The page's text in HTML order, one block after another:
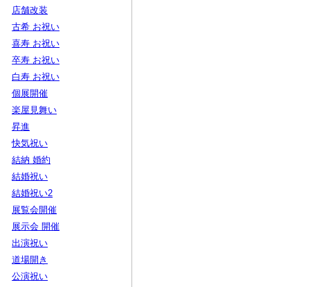
店舗改装
古希 お祝い
喜寿 お祝い
卒寿 お祝い
白寿 お祝い
個展開催
楽屋見舞い
昇進
快気祝い
結納 婚約
結婚祝い
結婚祝い2
展覧会開催
展示会 開催
出演祝い
道場開き
公演祝い